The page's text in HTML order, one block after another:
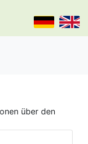
über den